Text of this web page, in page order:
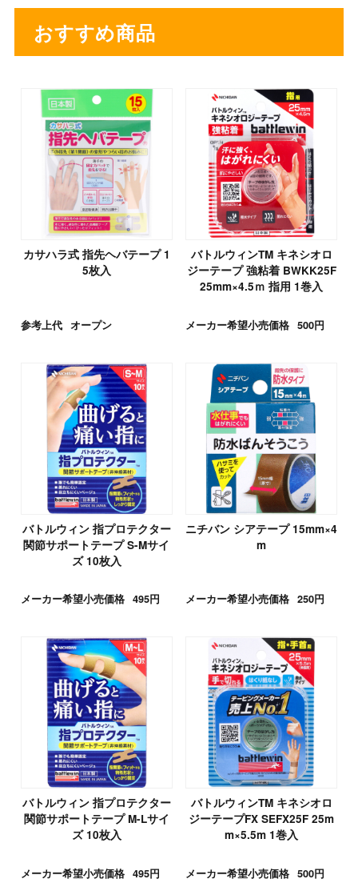
おすすめ商品
カサハラ式 指先ヘバテープ 1
5枚入
参考上代 オープン
バトルウィンTM キネシオロ
ジーテープ 強粘着 BWKK25F
25mm×4.5ｍ 指用 1巻入
メーカー希望小売価格 500円
バトルウィン 指プロテクター
関節サポートテープ S-Mサイ
ズ 10枚入
メーカー希望小売価格 495円
ニチバン シアテープ 15mm×4
m
メーカー希望小売価格 250円
バトルウィン 指プロテクター
関節サポートテープ M-Lサイ
ズ 10枚入
メーカー希望小売価格 495円
バトルウィンTM キネシオロ
ジーテープFX SEFX25F 25m
m×5.5m 1巻入
メーカー希望小売価格 500円